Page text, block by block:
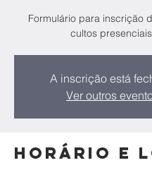
Formulário para inscrição
cultos
A inscrição está
Ver outros
Horário e